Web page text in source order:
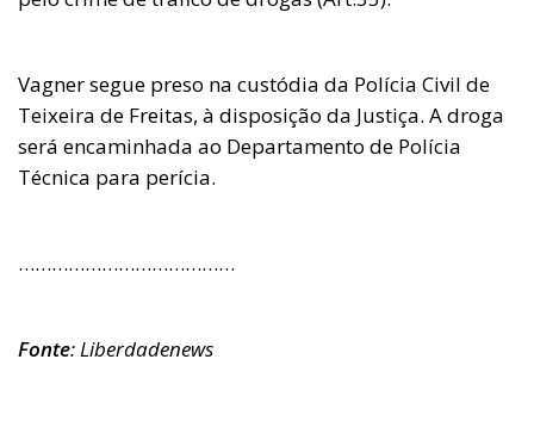
Vagner segue preso na custódia da Polícia Civil de
Teixeira de Freitas, à disposição da Justiça. A droga
será encaminhada ao Departamento de Polícia
Técnica para perícia.
…………………………………
Fonte:Liberdadenews